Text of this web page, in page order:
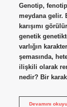
Genotip,
meydana gelir.
karışımı
genetik
varlığın
şemasında,
ilişkili olarak
nedir? Bir
Devamını